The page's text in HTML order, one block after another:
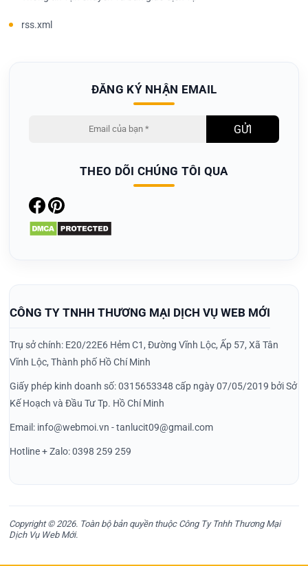
rss.xml
ĐĂNG KÝ NHẬN EMAIL
THEO DÕI CHÚNG TÔI QUA
CÔNG TY TNHH THƯƠNG MẠI DỊCH VỤ WEB MỚI
Trụ sở chính: E20/22E6 Hẻm C1, Đường Vĩnh Lộc, Ấp 57, Xã Tân
Vĩnh Lộc, Thành phố Hồ Chí Minh
Giấy phép kinh doanh số: 0315653348 cấp ngày 07/05/2019 bởi Sở
Kế Hoạch và Đầu Tư Tp. Hồ Chí Minh
Email: info@webmoi.vn - tanlucit09@gmail.com
Hotline + Zalo: 0398 259 259
Copyright © 2026. Toàn bộ bản quyền thuộc Công Ty Tnhh Thương Mại
Dịch Vụ Web Mới.